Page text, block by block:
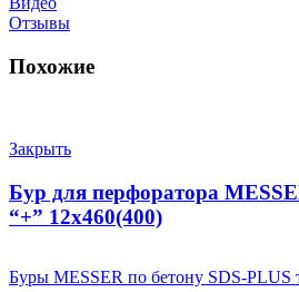
Отзывы
Похожие
Закрыть
Бур для перфоратора
“+” 12х460(400)
Буры MESSER по бетону SDS-PLUS